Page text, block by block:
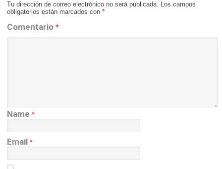
Tu dirección de correo electrónico no será publicada. Los campos
obligatorios están marcados con *
Comentario *
Name *
Email *